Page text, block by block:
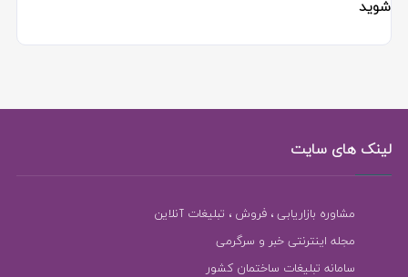
شوید
لینک های سایت
مشاوره بازاریابی ، فروش ، تبلیغات آنلاین
مجله اینترنتی خبر و سرگرمی
سامانه تبلیغات ساختمان کشور